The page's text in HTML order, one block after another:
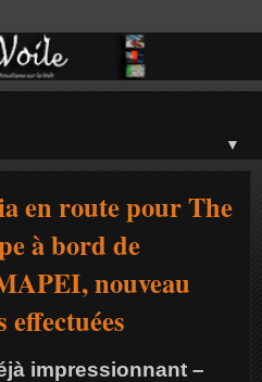
▼
en route pour The
à bord de
nouveau
impressionnant –